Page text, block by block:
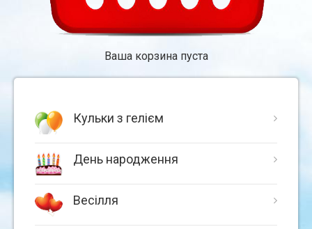
Ваша корзина пуста
Кульки з гелієм
День народження
Весілля